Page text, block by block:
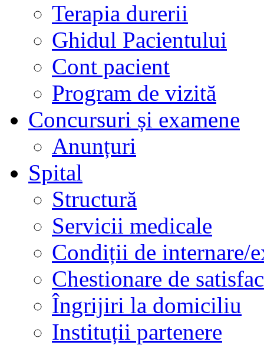
Terapia durerii
Ghidul Pacientului
Cont pacient
Program de vizită
Concursuri și examene
Anunțuri
Spital
Structură
Servicii medicale
Condiții de internare/
Chestionare de
Îngrijiri la domiciliu
Instituții partenere